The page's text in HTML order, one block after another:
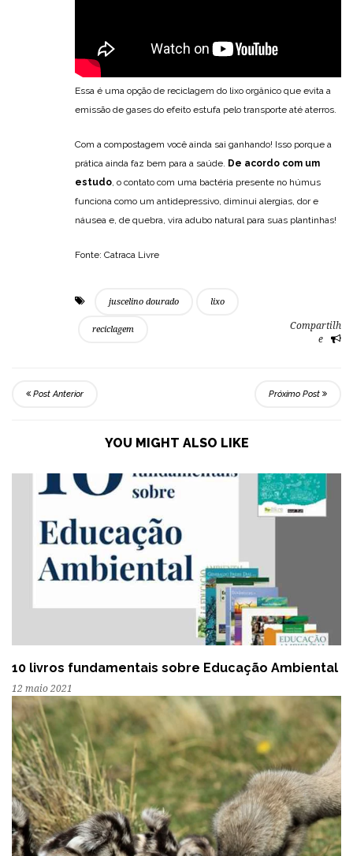
Essa é uma opção de reciclagem do lixo orgânico que evita a
emissão de gases do efeito estufa pelo transporte até aterros.
Com a compostagem você ainda sai ganhando! Isso porque a
prática ainda faz bem para a saúde. De acordo com um
estudo, o contato com uma bactéria presente no húmus
funciona como um antidepressivo, diminui alergias, dor e
náusea e, de quebra, vira adubo natural para suas plantinhas!
Fonte: Catraca Livre
juscelino dourado lixo
reciclagem
Compartilh
e
Post Anterior Próximo Post
YOU MIGHT ALSO LIKE
10 livros fundamentais sobre Educação Ambiental
12 maio 2021